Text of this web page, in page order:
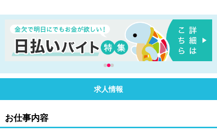
求人情報
お仕事内容